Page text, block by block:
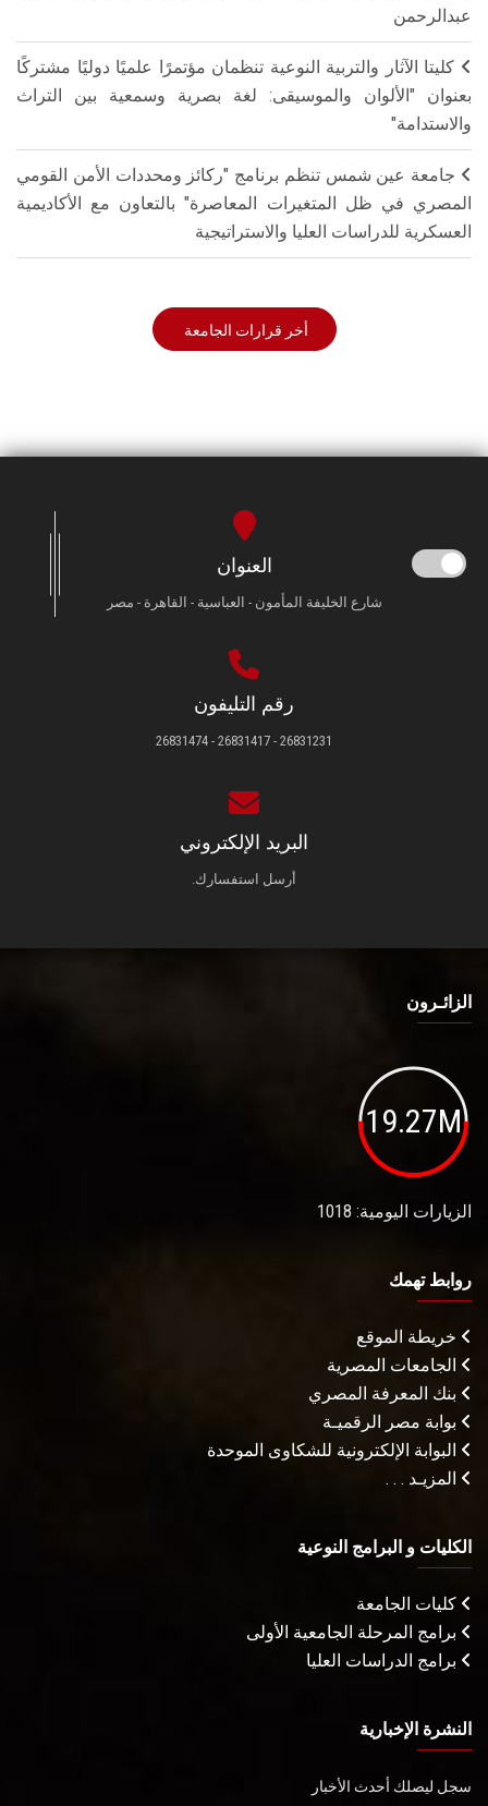
عبدالرحمن
كليتا الآثار والتربية النوعية تنظمان مؤتمرًا علميًا دوليًا مشتركًا
بعنوان "الألوان والموسيقى: لغة بصرية وسمعية بين التراث
والاستدامة"
جامعة عين شمس تنظم برنامج "ركائز ومحددات الأمن القومي
المصري في ظل المتغيرات المعاصرة" بالتعاون مع الأكاديمية
العسكرية للدراسات العليا والاستراتيجية
أخر قرارات الجامعة
العنوان
شارع الخليفة المأمون - العباسية - القاهرة - مصر
رقم التليفون
26831231 - 26831417 - 26831474
البريد الإلكتروني
أرسل استفسارك.
الزائـرون
19.27M
الزيارات اليومية: 1018
روابط تهمك
خريطة الموقع
الجامعات المصرية
بنك المعرفة المصري
بوابة مصر الرقميـة
البوابة الإلكترونية للشكاوى الموحدة
المزيـد . . .
الكليات و البرامج النوعية
كليات الجامعة
برامج المرحلة الجامعية الأولى
برامج الدراسات العليا
النشرة الإخبارية
سجل ليصلك أحدث الأخبار